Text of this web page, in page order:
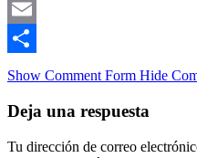
Mastodon
Email
Compartir
Show Comment Form Hide
Deja una respuesta
Tu dirección de correo